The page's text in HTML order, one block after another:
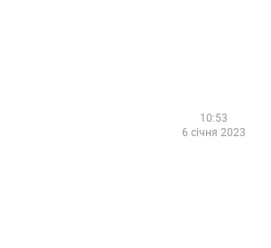
10:53
6 січня 2023